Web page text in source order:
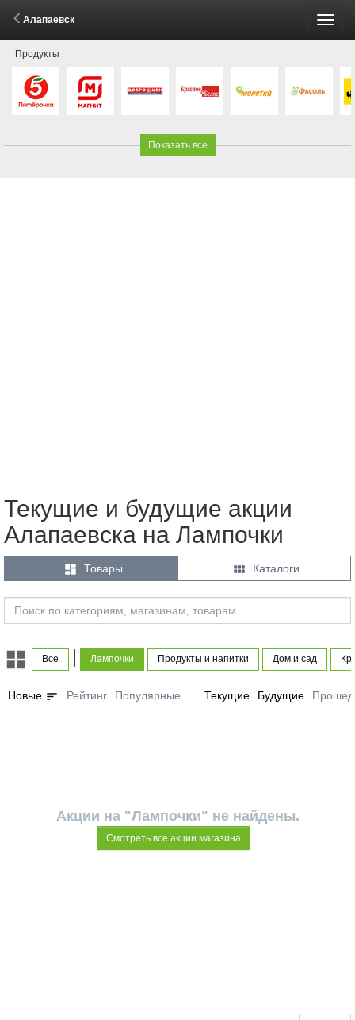
Алапаевск
Продукты
Показать все
Текущие и будущие акции
Алапаевска на Лампочки
 Товары  Каталоги
Все Лампочки Продукты и напитки Дом и сад
Новые sort Рейтинг Популярные Текущие Будущие
Акции на "Лампочки" не найдены.
Смотреть все акции магазина